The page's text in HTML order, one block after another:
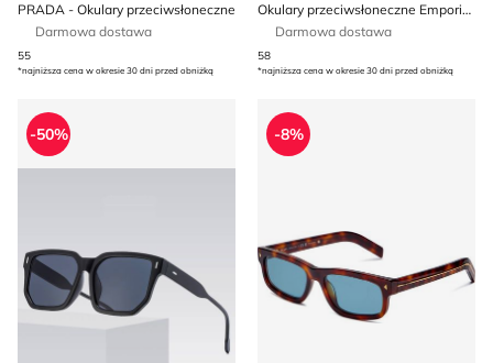
PRADA - Okulary przeciwsłoneczne
Darmowa dostawa
55
*najniższa cena w okresie 30 dni przed obniżką
Okulary przeciwsłoneczne Emporio Armani
Darmowa dostawa
58
*najniższa cena w okresie 30 dni przed obniżką
Okulary przeciwsłoneczne
-50%
Okulary przeciwsłoneczne
-8%